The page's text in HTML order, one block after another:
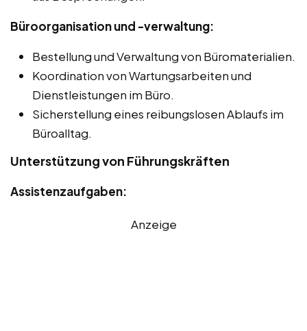
Büroorganisation und -verwaltung:
Bestellung und Verwaltung von Büromaterialien.
Koordination von Wartungsarbeiten und
Dienstleistungen im Büro.
Sicherstellung eines reibungslosen Ablaufs im
Büroalltag.
Unterstützung von Führungskräften
Assistenzaufgaben:
Anzeige